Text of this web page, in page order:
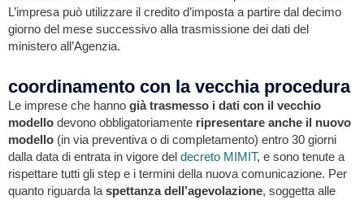
L’impresa può utilizzare il credito d’imposta a partire dal decimo
giorno del mese successivo alla trasmissione dei dati del
ministero all’Agenzia.
coordinamento con la vecchia procedura
Le imprese che hanno già trasmesso i dati con il vecchio
modello devono obbligatoriamente ripresentare anche il nuovo
modello (in via preventiva o di completamento) entro 30 giorni
dalla data di entrata in vigore del decreto MIMIT, e sono tenute a
rispettare tutti gli step e i termini della nuova comunicazione. Per
quanto riguarda la spettanza dell’agevolazione, soggetta alle